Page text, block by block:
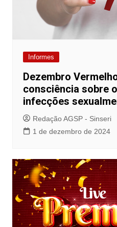
Informes
Dezembro
consciência sobre
infecções
Redação AGSP - Sinseri
1 de dezembro de 2024